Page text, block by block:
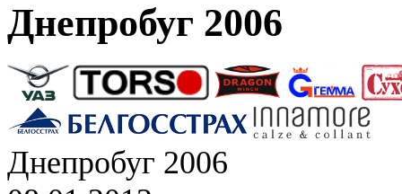
Днепробуг 2006
Днепробуг 2006